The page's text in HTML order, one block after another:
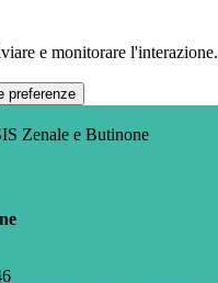
e monitorare l'interazione.
preferenze
Zenale e Butinone